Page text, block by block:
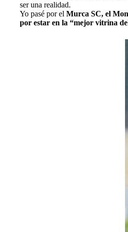
ser una realidad.
Yo pasé por el Murca SC, el
por estar en la “mejor vitrina